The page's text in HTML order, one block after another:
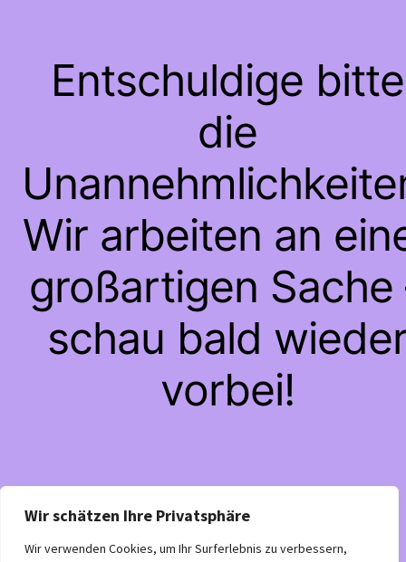
Wir schätzen Ihre Privatsphäre
Wir verwenden Cookies, um Ihr Surferlebnis zu verbessern,
Entschuldige bitte
die
Wir arbeiten an
großartigen Sache
schau bald
vorbei!